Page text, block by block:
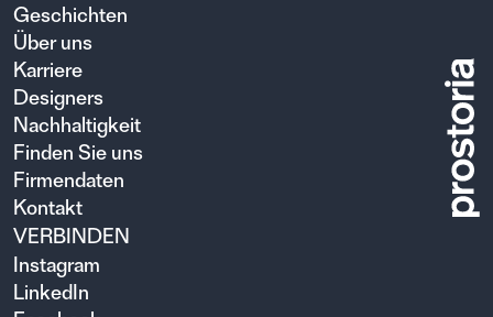
Geschichten
Über uns
Karriere
Designers
Nachhaltigkeit
Finden Sie uns
Firmendaten
Kontakt
VERBINDEN
Instagram
LinkedIn